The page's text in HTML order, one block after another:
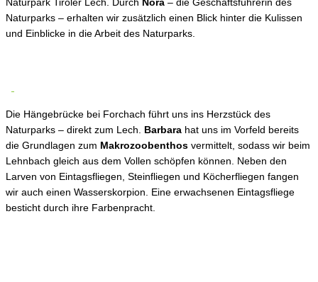
Naturparks – erhalten wir zusätzlich einen Blick hinter die Kulissen
und Einblicke in die Arbeit des Naturparks.
Die Hängebrücke bei Forchach führt uns ins Herzstück des
Naturparks – direkt zum Lech. Barbara hat uns im Vorfeld bereits
die Grundlagen zum Makrozoobenthos vermittelt, sodass wir beim
Lehnbach gleich aus dem Vollen schöpfen können. Neben den
Larven von Eintagsfliegen, Steinfliegen und Köcherfliegen fangen
wir auch einen Wasserskorpion. Eine erwachsenen Eintagsfliege
besticht durch ihre Farbenpracht.